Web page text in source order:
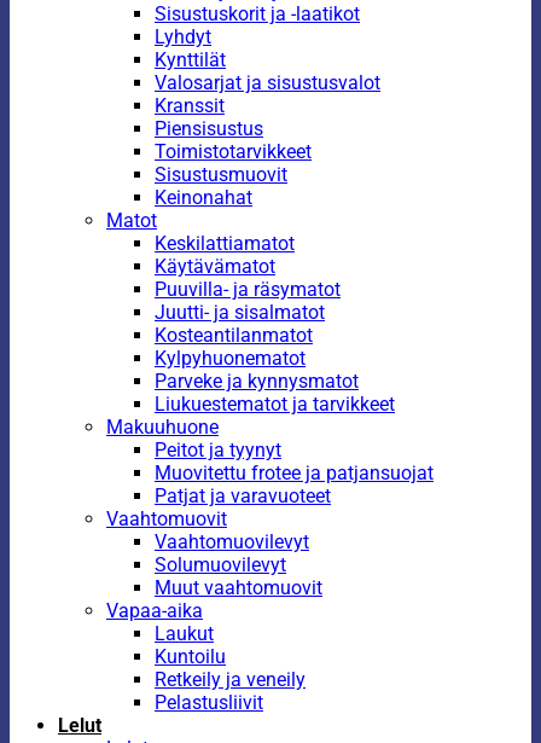
Sisustuskorit ja -laatikot
Lyhdyt
Kynttilät
Valosarjat ja sisustusvalot
Kranssit
Piensisustus
Toimistotarvikkeet
Sisustusmuovit
Keinonahat
Matot
Keskilattiamatot
Käytävämatot
Puuvilla- ja räsymatot
Juutti- ja sisalmatot
Kosteantilanmatot
Kylpyhuonematot
Parveke ja kynnysmatot
Liukuestematot ja tarvikkeet
Makuuhuone
Peitot ja tyynyt
Muovitettu frotee ja patjansuojat
Patjat ja varavuoteet
Vaahtomuovit
Vaahtomuovilevyt
Solumuovilevyt
Muut vaahtomuovit
Vapaa-aika
Laukut
Kuntoilu
Retkeily ja veneily
Pelastusliivit
Lelut